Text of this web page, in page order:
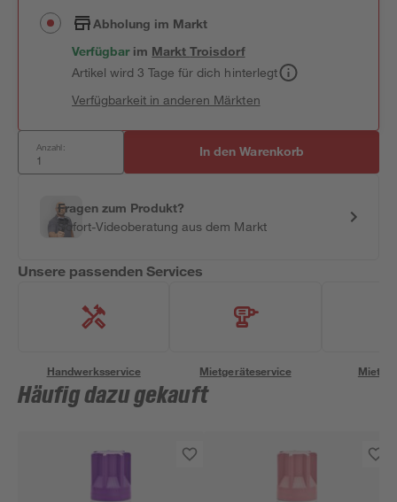
Abholung im Markt
Verfügbar im MarktTroisdorf
Artikel wird 3 Tage für dich hinterlegt
Verfügbarkeit in anderen Märkten
Anzahl: In den Warenkorb
Fragen zum Produkt?
Sofort-Videoberatung aus dem Markt
Unsere passenden Services
Handwerksservice Mietgeräteservice
Häufig dazu gekauft